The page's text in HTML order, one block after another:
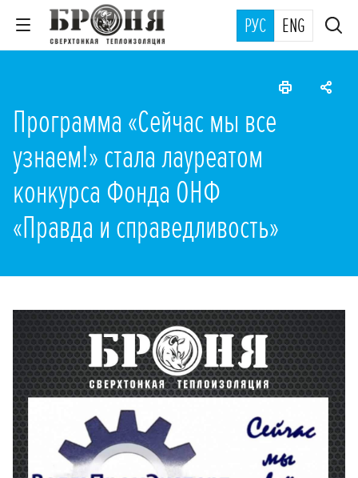
РУС ENG
Программа «Сейчас мы все
узнаем!» стала лауреатом
конкурса Фонда ОНФ
«Правда и справедливость»